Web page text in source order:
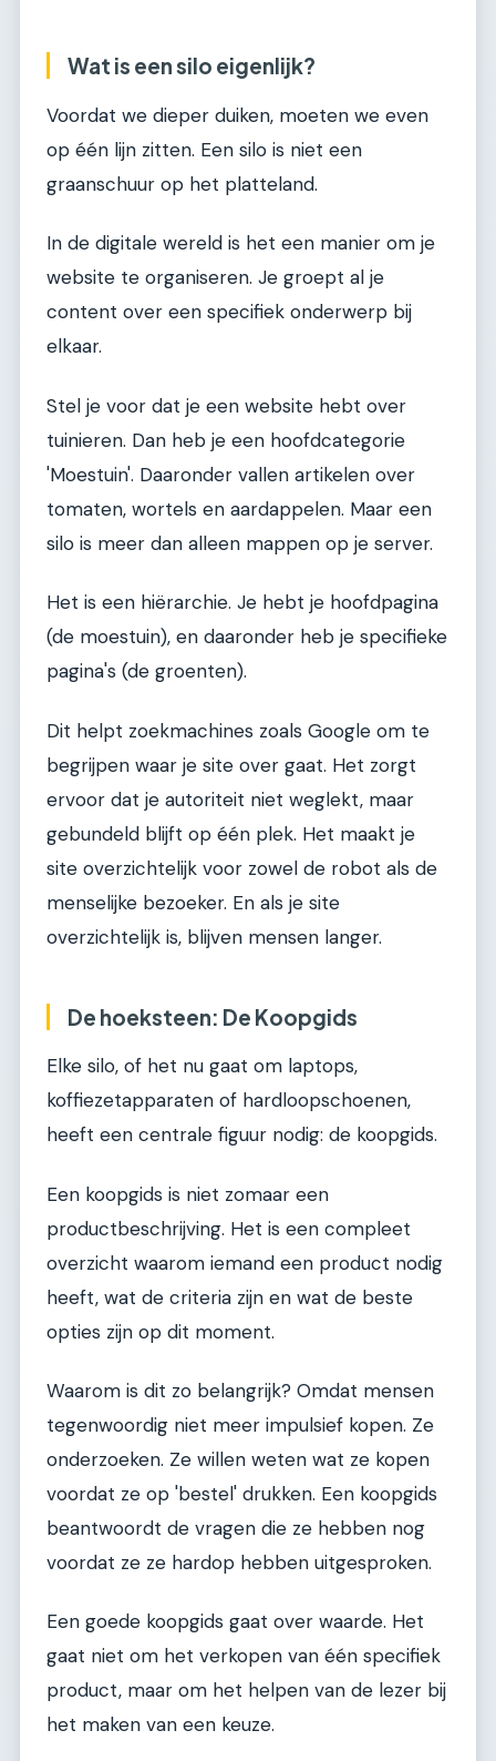
Wat is een silo eigenlijk?
Voordat we dieper duiken, moeten we even
op één lijn zitten. Een silo is niet een
graanschuur op het platteland.
In de digitale wereld is het een manier om je
website te organiseren. Je groept al je
content over een specifiek onderwerp bij
elkaar.
Stel je voor dat je een website hebt over
tuinieren. Dan heb je een hoofdcategorie
'Moestuin'. Daaronder vallen artikelen over
tomaten, wortels en aardappelen. Maar een
silo is meer dan alleen mappen op je server.
Het is een hiërarchie. Je hebt je hoofdpagina
(de moestuin), en daaronder heb je specifieke
pagina's (de groenten).
Dit helpt zoekmachines zoals Google om te
begrijpen waar je site over gaat. Het zorgt
ervoor dat je autoriteit niet weglekt, maar
gebundeld blijft op één plek. Het maakt je
site overzichtelijk voor zowel de robot als de
menselijke bezoeker. En als je site
overzichtelijk is, blijven mensen langer.
De hoeksteen: De Koopgids
Elke silo, of het nu gaat om laptops,
koffiezetapparaten of hardloopschoenen,
heeft een centrale figuur nodig: de koopgids.
Een koopgids is niet zomaar een
productbeschrijving. Het is een compleet
overzicht waarom iemand een product nodig
heeft, wat de criteria zijn en wat de beste
opties zijn op dit moment.
Waarom is dit zo belangrijk? Omdat mensen
tegenwoordig niet meer impulsief kopen. Ze
onderzoeken. Ze willen weten wat ze kopen
voordat ze op 'bestel' drukken. Een koopgids
beantwoordt de vragen die ze hebben nog
voordat ze ze hardop hebben uitgesproken.
Een goede koopgids gaat over waarde. Het
gaat niet om het verkopen van één specifiek
product, maar om het helpen van de lezer bij
het maken van een keuze.